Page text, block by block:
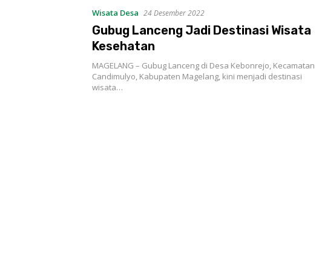
Wisata Desa 24 Desember 2022
Gubug Lanceng Jadi Destinasi Wisata
Kesehatan
MAGELANG – Gubug Lanceng di Desa Kebonrejo, Kecamatan
Candimulyo, Kabupaten Magelang, kini menjadi destinasi
wisata…